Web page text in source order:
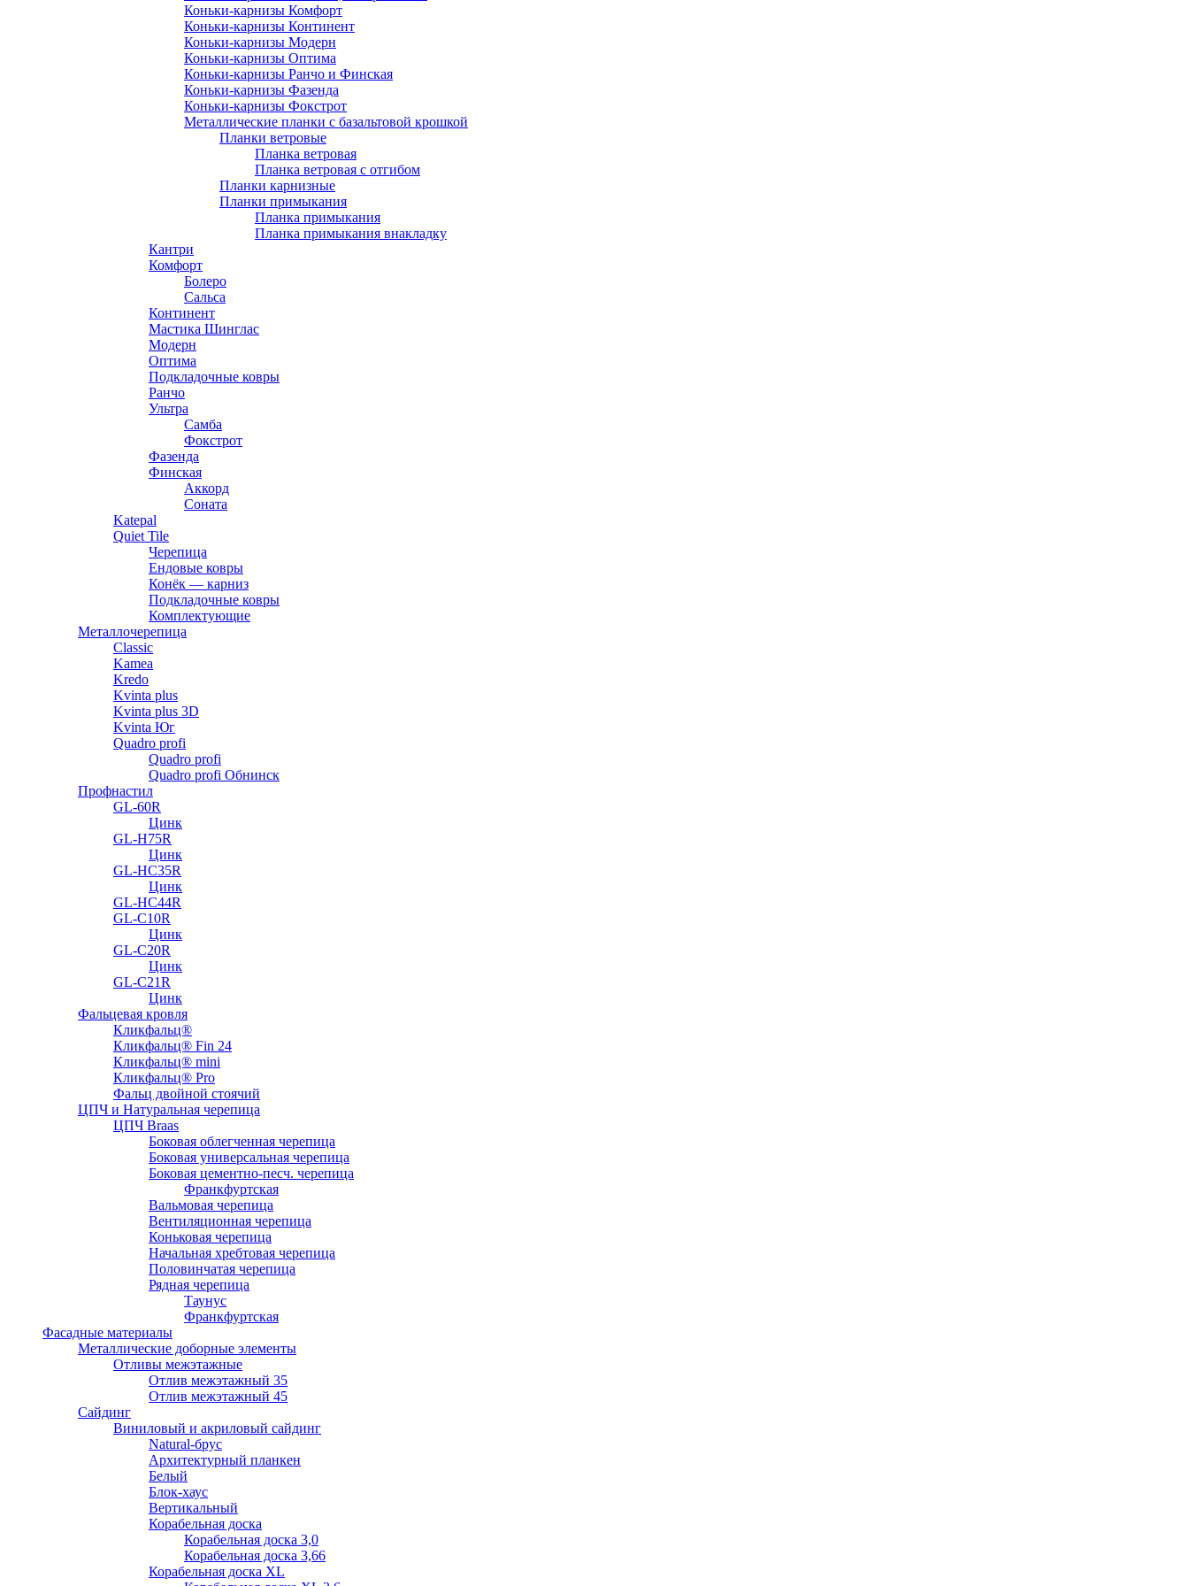
Коньки-карнизы Комфорт
Коньки-карнизы Континент
Коньки-карнизы Модерн
Коньки-карнизы Оптима
Коньки-карнизы Ранчо и Финская
Коньки-карнизы Фазенда
Коньки-карнизы Фокстрот
Металлические планки с базальтовой крошкой
Планки ветровые
Планка ветровая
Планка ветровая с отгибом
Планки карнизные
Планки примыкания
Планка примыкания
Планка примыкания внакладку
Кантри
Комфорт
Болеро
Сальса
Континент
Мастика Шинглас
Модерн
Оптима
Подкладочные ковры
Ранчо
Ультра
Самба
Фокстрот
Фазенда
Финская
Аккорд
Соната
Katepal
Quiet Tile
Черепица
Ендовые ковры
Конёк — карниз
Подкладочные ковры
Комплектующие
Металлочерепица
Classic
Kamea
Kredo
Kvinta plus
Kvinta plus 3D
Kvinta Юг
Quadro profi
Quadro profi
Quadro profi Обнинск
Профнастил
GL-60R
Цинк
GL-H75R
Цинк
GL-HC35R
Цинк
GL-HC44R
GL-С10R
Цинк
GL-С20R
Цинк
GL-С21R
Цинк
Фальцевая кровля
Кликфальц®
Кликфальц® Fin 24
Кликфальц® mini
Кликфальц® Pro
Фальц двойной стоячий
ЦПЧ и Натуральная черепица
ЦПЧ Braas
Боковая облегченная черепица
Боковая универсальная черепица
Боковая цементно-песч. черепица
Франкфуртская
Вальмовая черепица
Вентиляционная черепица
Коньковая черепица
Начальная хребтовая черепица
Половинчатая черепица
Рядная черепица
Таунус
Франкфуртская
Фасадные материалы
Металлические доборные элементы
Отливы межэтажные
Отлив межэтажный 35
Отлив межэтажный 45
Сайдинг
Виниловый и акриловый сайдинг
Natural-брус
Архитектурный планкен
Белый
Блок-хаус
Вертикальный
Корабельная доска
Корабельная доска 3,0
Корабельная доска 3,66
Корабельная доска XL